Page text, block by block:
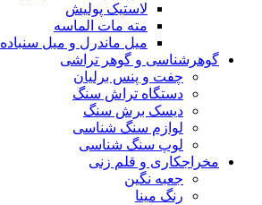
لاستیک پولیش
مته مات الماسه
میل ماندرل و میل سنباده
گوهرشناسی و گوهر تراشی
چفت و پنس برلیان
دستگاه تراش سنگ
دیسک برش سنگ
لوازم سنگ شناسی
لوپ سنگ شناسی
مخراجکاری و قلم زنی
جعبه نگین
رنگ مینا